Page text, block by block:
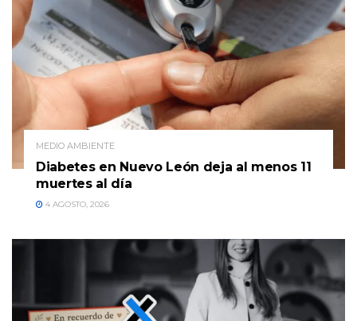
MEDIO AMBIENTE
Diabetes en Nuevo León deja al menos 11
muertes al día
4 AGOSTO, 2026